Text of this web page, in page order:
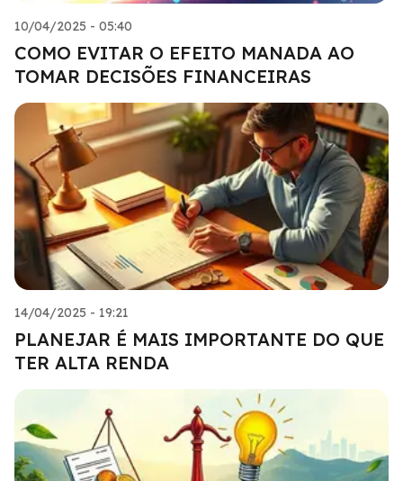
10/04/2025 - 05:40
COMO EVITAR O EFEITO MANADA AO
TOMAR DECISÕES FINANCEIRAS
14/04/2025 - 19:21
PLANEJAR É MAIS IMPORTANTE DO QUE
TER ALTA RENDA